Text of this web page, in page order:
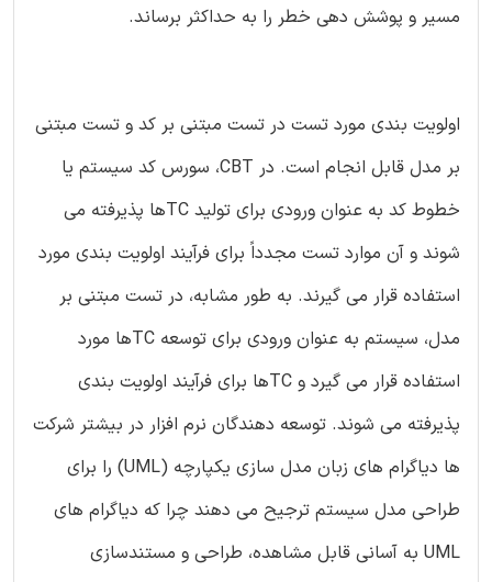
مسیر و پوشش دهی خطر را به حداکثر برساند.
اولویت بندی مورد تست در تست مبتنی بر کد و تست مبتنی
بر مدل قابل انجام است. در CBT، سورس کد سیستم یا
خطوط کد به عنوان ورودی برای تولید TCها پذیرفته می
شوند و آن موارد تست مجدداً برای فرآیند اولویت بندی مورد
استفاده قرار می گیرند. به طور مشابه، در تست مبتنی بر
مدل، سیستم به عنوان ورودی برای توسعه TCها مورد
استفاده قرار می گیرد و TCها برای فرآیند اولویت بندی
پذیرفته می شوند. توسعه دهندگان نرم افزار در بیشتر شرکت
ها دیاگرام های زبان مدل سازی یکپارچه (UML) را برای
طراحی مدل سیستم ترجیح می دهند چرا که دیاگرام های
UML به آسانی قابل مشاهده، طراحی و مستندسازی